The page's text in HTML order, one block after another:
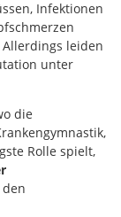
Infektionen
leiden
unter
die
Rolle spielt,